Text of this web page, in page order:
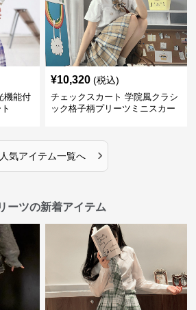
機能付
¥10,320 (税込)
チェックスカート 学院風クラシ
ック格子柄プリーツミニスカー
人気アイテム一覧へ ›
ーツの新着アイテム